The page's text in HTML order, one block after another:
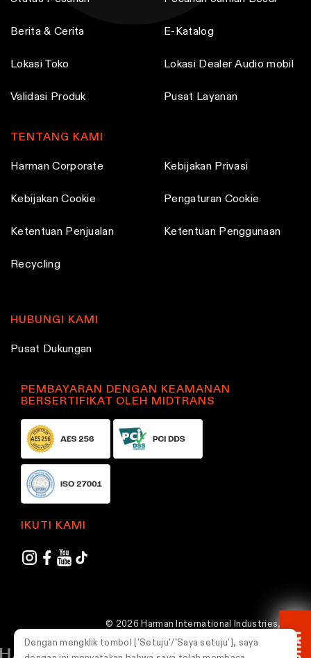
Berita & Cerita E-Katalog
Lokasi Toko Lokasi Dealer Audio mobil
Validasi Produk Pusat Layanan
TENTANG KAMI
Harman Corporate Kebijakan Privasi
Kebijakan Cookie Pengaturan Cookie
Ketentuan Penjualan Ketentuan Penggunaan
Recycling
HUBUNGI KAMI
Pusat Dukungan
PEMBAYARAN DENGAN KEAMANAN
BERSERTIFIKAT OLEH MIDTRANS
IKUTI KAMI
© 2026 Harman International Industries,
Incorporated. Semua hak dilindungi undang-
undang.
Dengan mengklik tombol ['Setuju'/'Saya setuju'], saya
CHAT